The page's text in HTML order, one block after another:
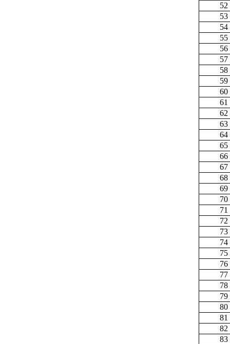
52
53
54
55
56
57
58
59
60
61
62
63
64
65
66
67
68
69
70
71
72
73
74
75
76
77
78
79
80
81
82
83